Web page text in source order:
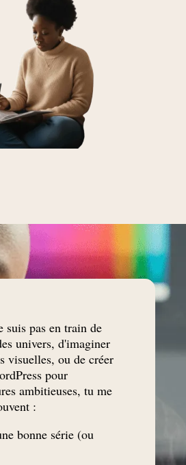
suis pas en train de
univers, d'imaginer
visuelles, ou de créer
pour
ambitieuses, tu me
:
bonne série (ou